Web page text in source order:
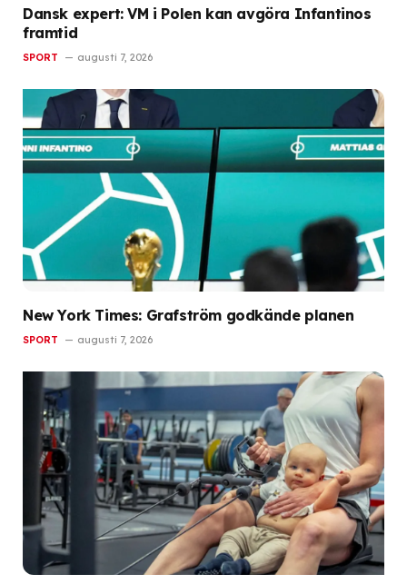
Dansk expert: VM i Polen kan avgöra Infantinos
framtid
SPORT augusti 7, 2026
New York Times: Grafström godkände planen
SPORT augusti 7, 2026